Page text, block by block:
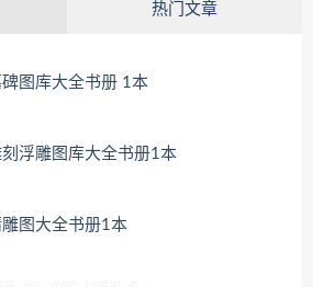
热门文章
图库大全书册 1本
浮雕图库大全书册1本
图大全书册1本